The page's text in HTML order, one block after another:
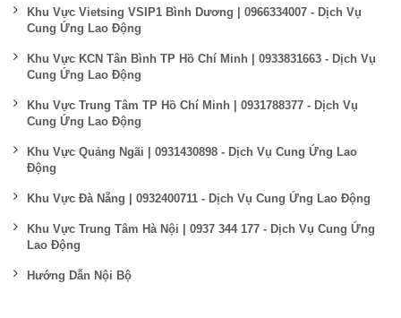
Khu Vực Vietsing VSIP1 Bình Dương | 0966334007 - Dịch Vụ
Cung Ứng Lao Động
Khu Vực KCN Tân Bình TP Hồ Chí Minh | 0933831663 - Dịch Vụ
Cung Ứng Lao Động
Khu Vực Trung Tâm TP Hồ Chí Minh | 0931788377 - Dịch Vụ
Cung Ứng Lao Động
Khu Vực Quảng Ngãi | 0931430898 - Dịch Vụ Cung Ứng Lao
Động
Khu Vực Đà Nẵng | 0932400711 - Dịch Vụ Cung Ứng Lao Động
Khu Vực Trung Tâm Hà Nội | 0937 344 177 - Dịch Vụ Cung Ứng
Lao Động
Hướng Dẫn Nội Bộ